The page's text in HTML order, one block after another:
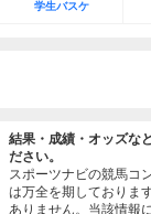
学生バスケ
結果・成績・オッズな
ださい。
スポーツナビの競馬コ
は万全を期しておりま
ありません。当該情報